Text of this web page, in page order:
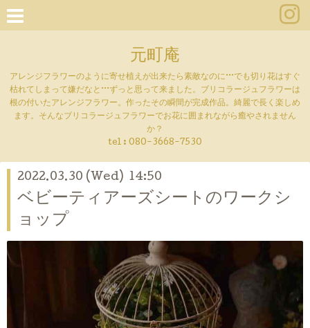
元町庵
アレンジフラワーのように寄せ植えが出来たら素敵なのに···でも切り花はすぐ
枯れてしまって嫌だなと···ずっと思って来ました。ブリコラージュフラワーは
根の付いたアレンジフラワー。作ったその瞬間が完成作品。綺麗で長く楽しめ
ます。そんなブリコラージュフラワーでお花に囲まれながら癒やされません
か？
tel : 080-3668-7530
2022.03.30 (Wed) 14:50
ベビーティアーズシートのワークシ
ョップ